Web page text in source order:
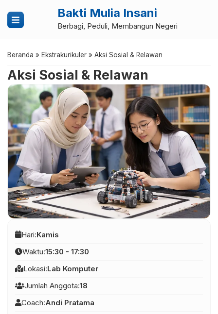
Bakti Mulia Insani
Berbagi, Peduli, Membangun Negeri
Beranda » Ekstrakurikuler » Aksi Sosial & Relawan
Aksi Sosial & Relawan
Hari:Kamis
Waktu:15:30 - 17:30
Lokasi:Lab Komputer
Jumlah Anggota:18
Coach:Andi Pratama